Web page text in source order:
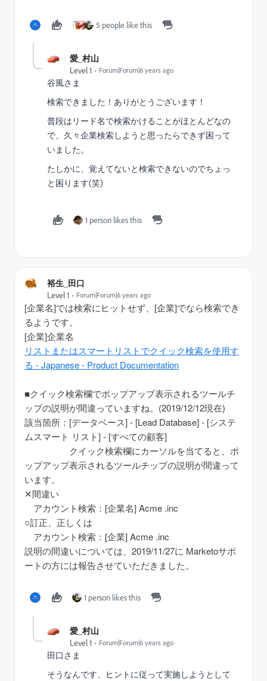
5 people like this
愛_村山
Level 1 Forum|Forum|6 years ago
谷風さま
検索できました！ありがとうございます！
普段はリード名で検索かけることがほとんどなの
で、久々企業検索しようと思ったらできず困って
いました。
たしかに、覚えてないと検索できないのでちょっ
と困ります(笑)
1 person likes this
裕生_田口
Level 1 Forum|Forum|6 years ago
[企業名]では検索にヒットせず、[企業]でなら検索でき
るようです。
[企業]企業名
リストまたはスマートリストでクイック検索を使用す
る - Japanese - Product Documentation
■クイック検索欄でポップアップ表示されるツールチ
ップの説明が間違っていますね。(2019/12/12現在)
該当箇所：[データベース] - [Lead Database] - [システ
ムスマート リスト] - [すべての顧客]
クイック検索欄にカーソルを当てると、ポ
ップアップ表示されるツールチップの説明が間違って
います。
✕間違い
アカウント検索：[企業名] Acme .inc
○訂正、正しくは
アカウント検索：[企業] Acme .inc
説明の間違いについては、2019/11/27に Marketoサポ
ートの方には報告させていただきました。
1 person likes this
愛_村山
Level 1 Forum|Forum|6 years ago
田口さま
そうなんです、ヒントに従って実施しようとして